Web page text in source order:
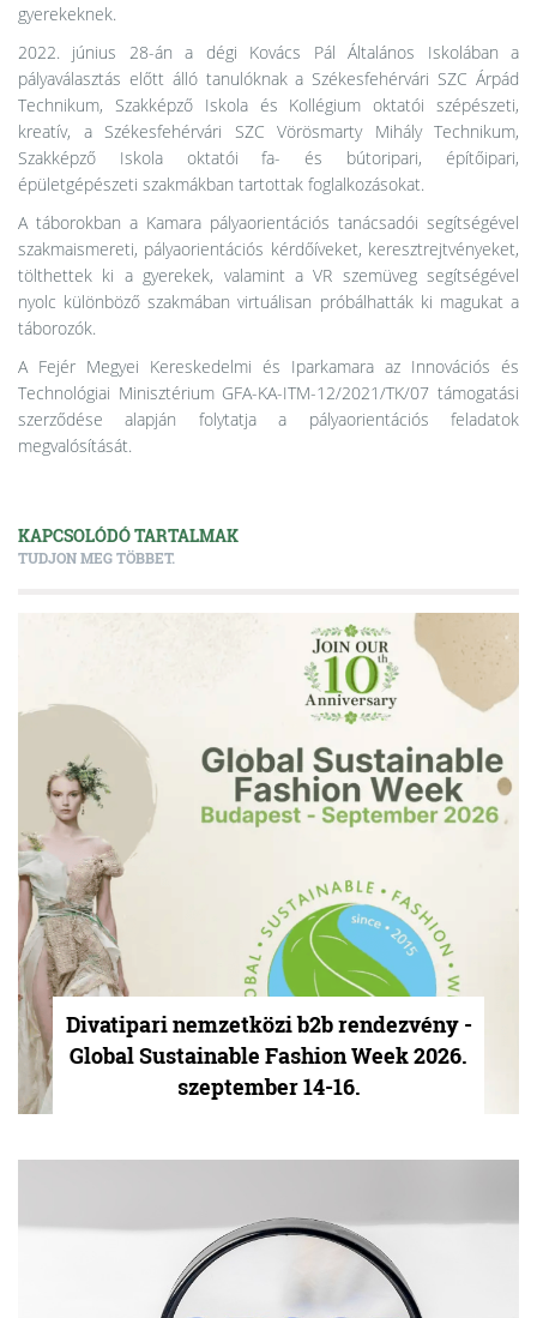
gyerekeknek.
2022. június 28-án a dégi Kovács Pál Általános Iskolában a
pályaválasztás előtt álló tanulóknak a Székesfehérvári SZC Árpád
Technikum, Szakképző Iskola és Kollégium oktatói szépészeti,
kreatív, a Székesfehérvári SZC Vörösmarty Mihály Technikum,
Szakképző Iskola oktatói fa- és bútoripari, építőipari,
épületgépészeti szakmákban tartottak foglalkozásokat.
A táborokban a Kamara pályaorientációs tanácsadói segítségével
szakmaismereti, pályaorientációs kérdőíveket, keresztrejtvényeket,
tölthettek ki a gyerekek, valamint a VR szemüveg segítségével
nyolc különböző szakmában virtuálisan próbálhatták ki magukat a
táborozók.
A Fejér Megyei Kereskedelmi és Iparkamara az Innovációs és
Technológiai Minisztérium GFA-KA-ITM-12/2021/TK/07 támogatási
szerződése alapján folytatja a pályaorientációs feladatok
megvalósítását.
KAPCSOLÓDÓ TARTALMAK
TUDJON MEG TÖBBET.
Divatipari nemzetközi b2b rendezvény -
Global Sustainable Fashion Week 2026.
szeptember 14-16.